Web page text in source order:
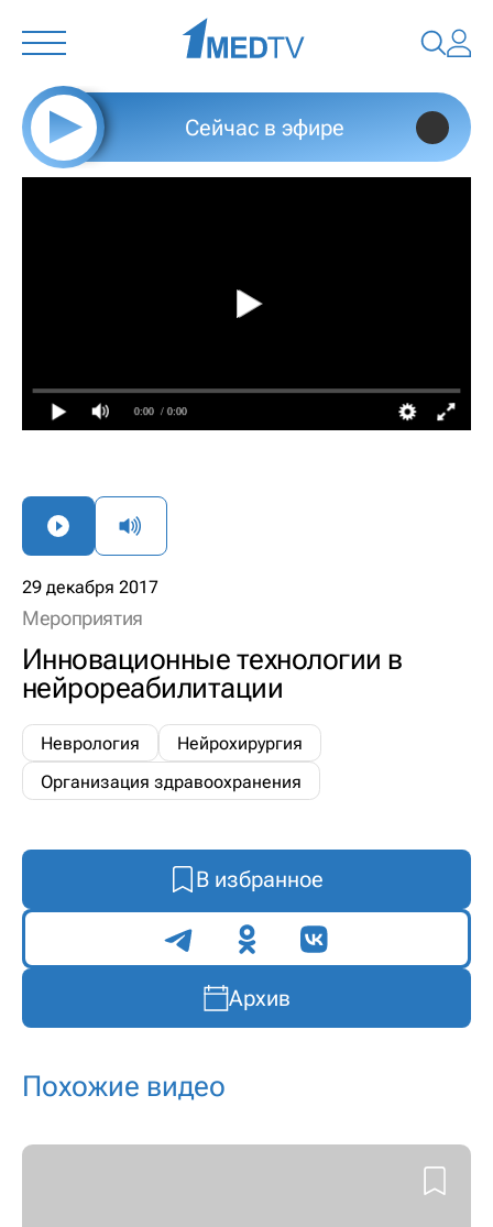
Сейчас в эфире
0:00 / 0:00
29 декабря 2017
Мероприятия
Инновационные технологии в
нейрореабилитации
Неврология
Нейрохирургия
Организация здравоохранения
В избранное
Поделиться
Архив
Похожие видео